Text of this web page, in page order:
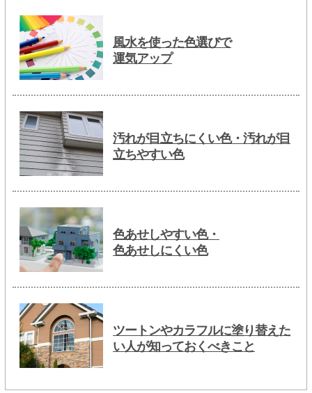
風水を使った色選びで
運気アップ
汚れが目立ちにくい色・汚れが目
立ちやすい色
色あせしやすい色・
色あせしにくい色
ツートンやカラフルに塗り替えた
い人が知っておくべきこと